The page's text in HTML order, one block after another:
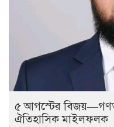
৫ আগস্টের
ঐতিহাসিক মাইলফলক